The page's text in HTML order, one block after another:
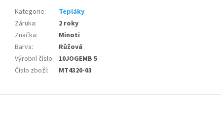
Kategorie:
Tepláky
Záruka:
2 roky
Značka:
Minoti
Barva:
Růžová
Výrobní číslo: 10JOGEMB 5
Číslo zboží: MT4320-03